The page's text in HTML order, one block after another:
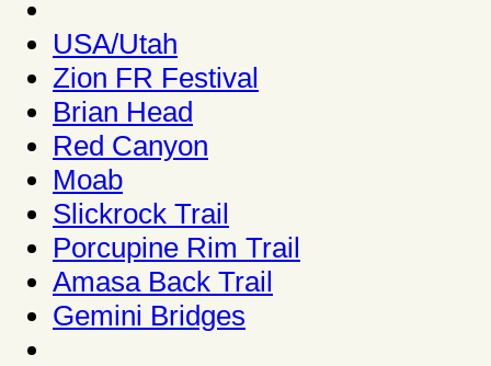
USA/Utah
Zion FR Festival
Brian Head
Red Canyon
Moab
Slickrock Trail
Porcupine Rim Trail
Amasa Back Trail
Gemini Bridges